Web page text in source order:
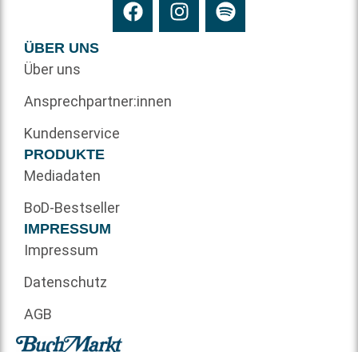
ÜBER UNS
Über uns
Ansprechpartner:innen
Kundenservice
PRODUKTE
Mediadaten
BoD-Bestseller
IMPRESSUM
Impressum
Datenschutz
AGB